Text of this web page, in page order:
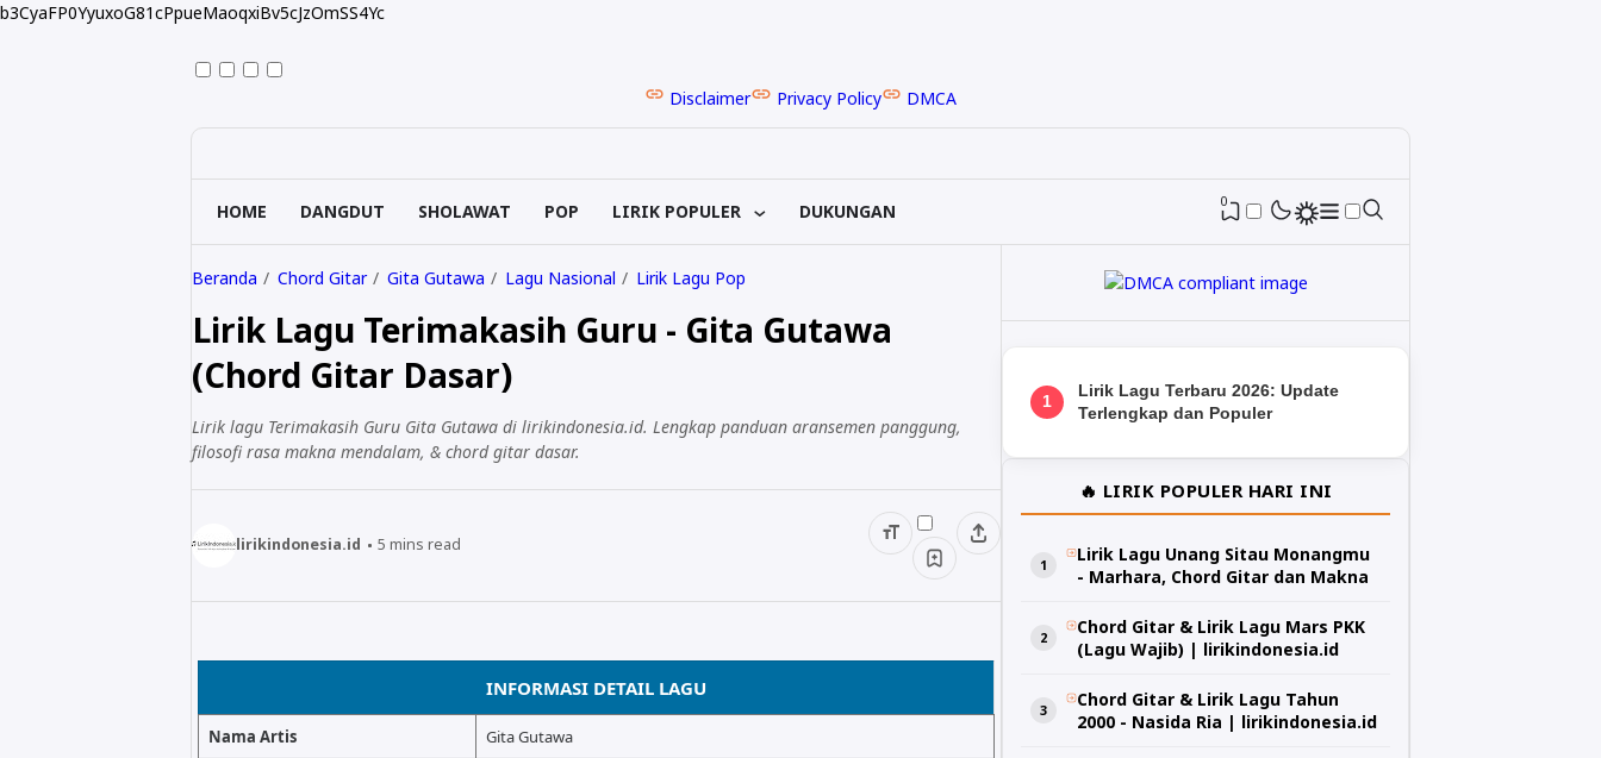
b3CyaFP0YyuxoG81cPpueMaoqxiBv5cJzOmSS4Yc
Disclaimer Privacy Policy DMCA
HOME DANGDUT SHOLAWAT POP LIRIK POPULER DUKUNGAN 0
Beranda Chord Gitar Gita Gutawa Lagu Nasional Lirik Lagu Pop
Lirik Lagu Terimakasih Guru - Gita Gutawa
(Chord Gitar Dasar)
Lirik lagu Terimakasih Guru Gita Gutawa di lirikindonesia.id. Lengkap panduan aransemen panggung,
filosofi rasa makna mendalam, & chord gitar dasar.
lirikindonesia.id 5 mins read
INFORMASI DETAIL LAGU
Nama Artis Gita Gutawa
1
Lirik Lagu Terbaru 2026: Update
Terlengkap dan Populer
🔥 LIRIK POPULER HARI INI
Lirik Lagu Unang Sitau Monangmu
- Marhara, Chord Gitar dan Makna
Chord Gitar & Lirik Lagu Mars PKK
(Lagu Wajib) | lirikindonesia.id
Chord Gitar & Lirik Lagu Tahun
2000 - Nasida Ria | lirikindonesia.id